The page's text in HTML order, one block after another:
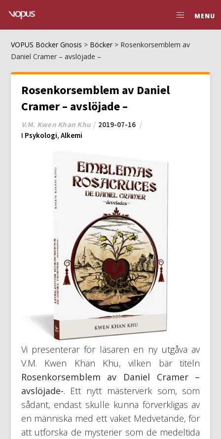
MENU
VOPUS Böcker Gnosis > Böcker > Rosenkorsemblem av
Daniel Cramer – avslöjade –
Rosenkorsemblem av Daniel
Cramer – avslöjade –
V.M. Kwen Khan Khu
2019-07-16
I Psykologi, Alkemi
Vi presenterar för läsaren en ny utgåva av
V.M. Kwen Khan Khu, vilken bär titeln
Rosenkorsemblem av Daniel Cramer –
avslöjade-. Ett nytt mästerverk som, som
sådant, endast skulle kunna förverkligas av
en människa med ett vaket Medvetande, för
att utforska de mysterier som de medeltida